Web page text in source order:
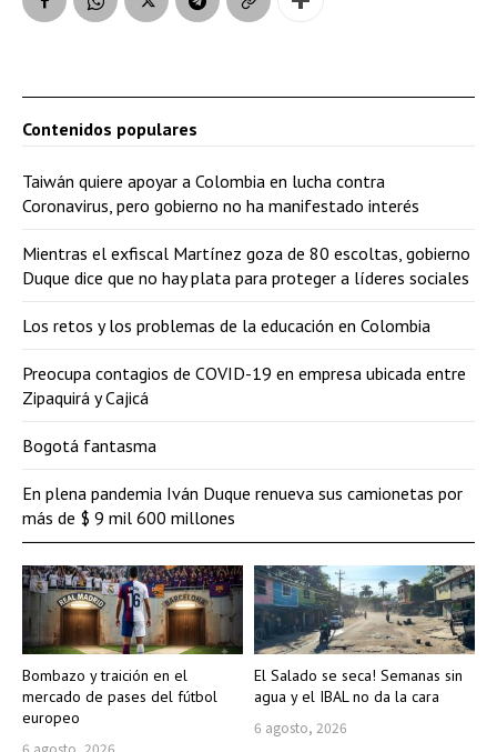
Bombazo y traición en el
mercado de pases del fútbol
europeo
6 agosto, 2026
El Salado se seca! Semanas sin
agua y el IBAL no da la cara
6 agosto, 2026
Contenidos populares
Taiwán quiere apoyar a Colombia en lucha contra
Coronavirus, pero gobierno no ha manifestado interés
Mientras el exfiscal Martínez goza de 80 escoltas, gobierno
Duque dice que no hay plata para proteger a líderes sociales
Los retos y los problemas de la educación en Colombia
Preocupa contagios de COVID-19 en empresa ubicada entre
Zipaquirá y Cajicá
Bogotá fantasma
En plena pandemia Iván Duque renueva sus camionetas por
más de $ 9 mil 600 millones